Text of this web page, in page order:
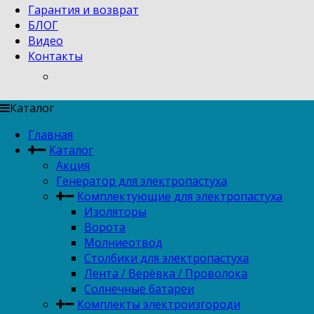
Гарантия и возврат
БЛОГ
Видео
Контакты
Каталог
Главная
Каталог
Акция
Генератор для электропастуха
Комплектующие для электропастуха
Изоляторы
Ворота
Молниеотвод
Столбики для электропастуха
Лента / Верёвка / Проволока
Солнечные батареи
Комплекты электроизгороди